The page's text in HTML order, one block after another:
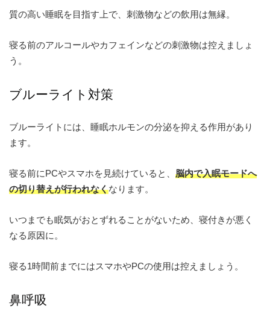
質の高い睡眠を目指す上で、刺激物などの飲用は無縁。
寝る前のアルコールやカフェインなどの刺激物は控えましょ
う。
ブルーライト対策
ブルーライトには、睡眠ホルモンの分泌を抑える作用があり
ます。
寝る前にPCやスマホを見続けていると、 脳内で入眠モードへ
の切り替えが行われなくなります。
いつまでも眠気がおとずれることがないため、寝付きが悪く
なる原因に。
寝る1時間前までにはスマホやPCの使用は控えましょう。
鼻呼吸